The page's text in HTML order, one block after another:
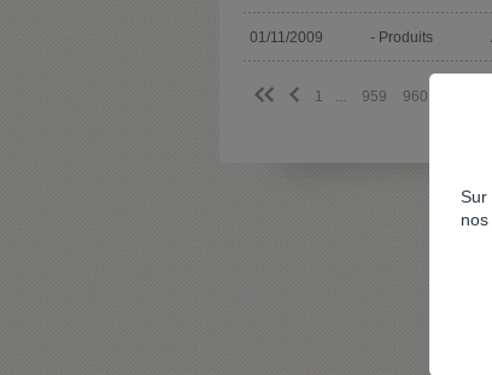
01/11/2009 - Produits
<< < 1 959 960
Sur